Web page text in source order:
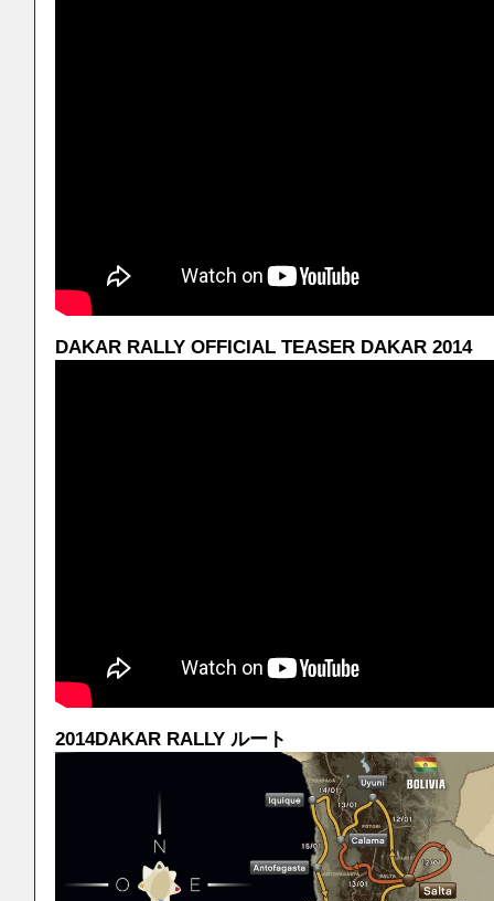
DAKAR RALLY OFFICIAL TEASER DAKAR 2014
2014DAKAR RALLY ルート